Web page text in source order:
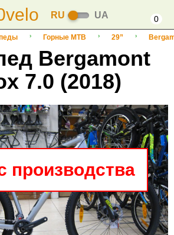
RU UA 0
Горные MTB 29”
Bergamont
7.0 (2018)
производства